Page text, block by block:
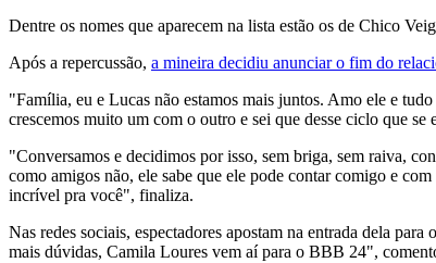
Dentre os nomes que aparecem na lista estão os de Chico
Após a repercussão, a mineira decidiu anunciar o fim do
"Família, eu e Lucas não estamos mais juntos. Amo ele e
crescemos muito um com o outro e sei que desse ciclo que
"Conversamos e decidimos por isso, sem briga, sem raiva,
como amigos não, ele sabe que ele pode contar comigo e
incrível pra você", finaliza.
Nas redes sociais, espectadores apostam na entrada dela
mais dúvidas, Camila Loures vem aí para o BBB 24",